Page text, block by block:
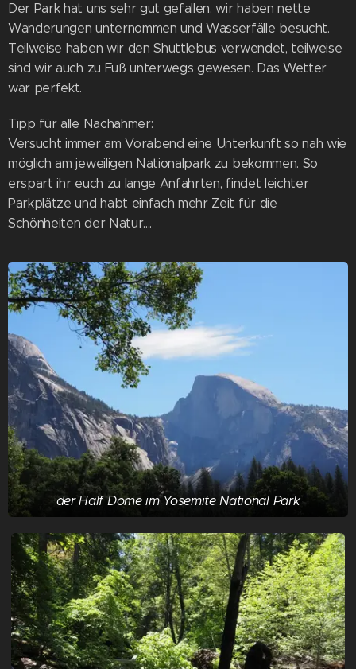
Der Park hat uns sehr gut gefallen, wir haben nette
Wanderungen unternommen und Wasserfälle besucht.
Teilweise haben wir den Shuttlebus verwendet, teilweise
sind wir auch zu Fuß unterwegs gewesen. Das Wetter
war perfekt.
Tipp für alle Nachahmer:
Versucht immer am Vorabend eine Unterkunft so nah wie
möglich am jeweiligen Nationalpark zu bekommen. So
erspart ihr euch zu lange Anfahrten, findet leichter
Parkplätze und habt einfach mehr Zeit für die
Schönheiten der Natur....
der Half Dome im Yosemite National Park